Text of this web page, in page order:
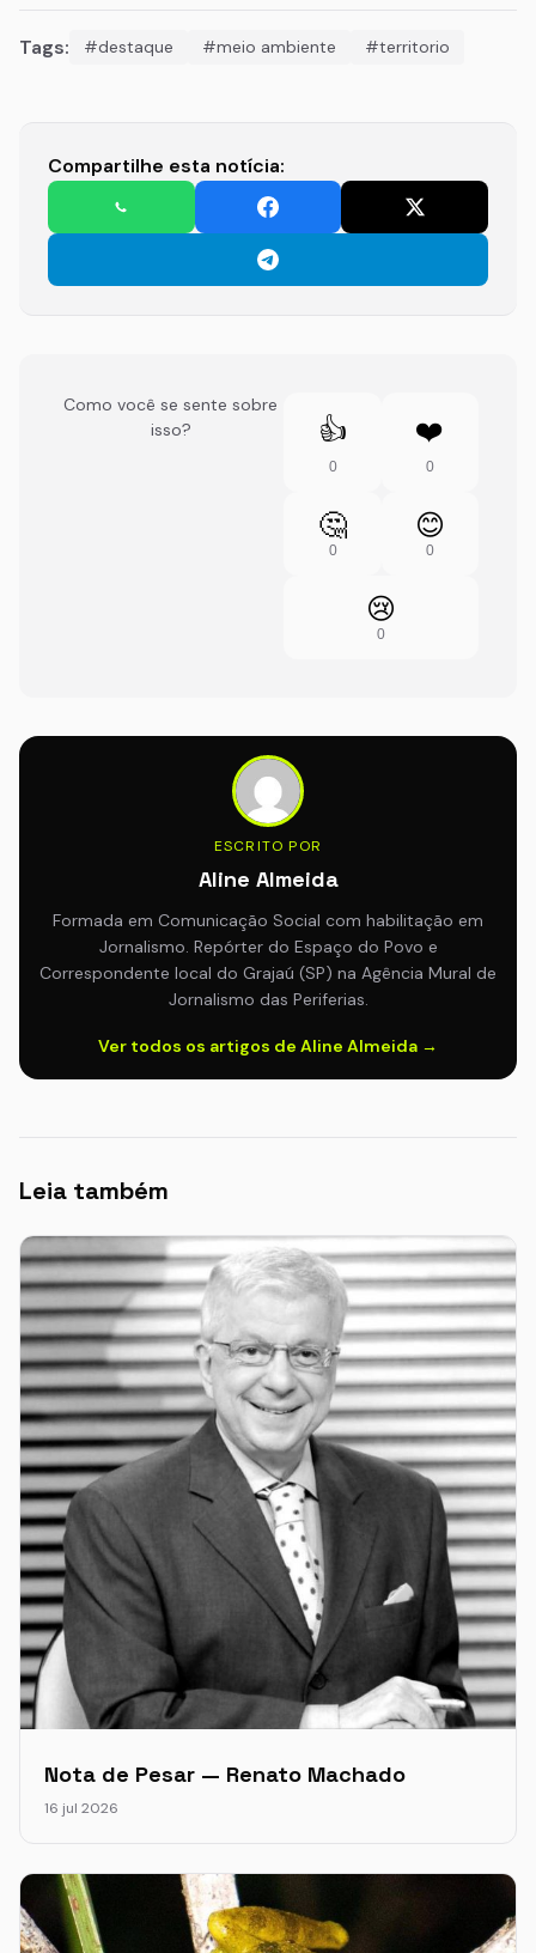
Tags: #destaque #meio ambiente #territorio
Compartilhe esta notícia:
Como você se sente sobre
isso?
👍
0
❤️
0
🤔
0
😊
0
😢
0
ESCRITO POR
Aline Almeida
Formada em Comunicação Social com habilitação em
Jornalismo. Repórter do Espaço do Povo e
Correspondente local do Grajaú (SP) na Agência Mural de
Jornalismo das Periferias.
Ver todos os artigos de Aline Almeida →
Leia também
Nota de Pesar — Renato Machado
16 jul 2026